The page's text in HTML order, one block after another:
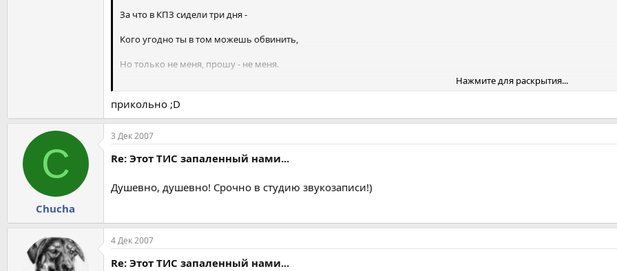
За что в КПЗ сидели три дня -
Кого угодно ты в том можешь обвинить,
Hо только не меня, прошу - не меня.
Этот тис, запаленный нами,
Этот тис, запаленный мной.
На это ствол дрочить ходил ты день за днём,
Однажды вниз полез, по трубам скользя...
А после ничего исправить нельзя.
Нажмите для раскрытия...
прикольно ;D
C
Chucha
3 Дек 2007
Re: Этот ТИС запаленный нами...
Душевно, душевно! Срочно в студию звукозаписи!)
4 Дек 2007
Re: Этот ТИС запаленный нами...